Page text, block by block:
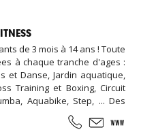
de 3 mois à 14 ans ! Toute
à chaque tranche d'ages :
et Danse, Jardin aquatique,
Training et Boxing, Circuit
Aquabike, Step, ... Des
vacances, des Garderies
scolaires,... Des